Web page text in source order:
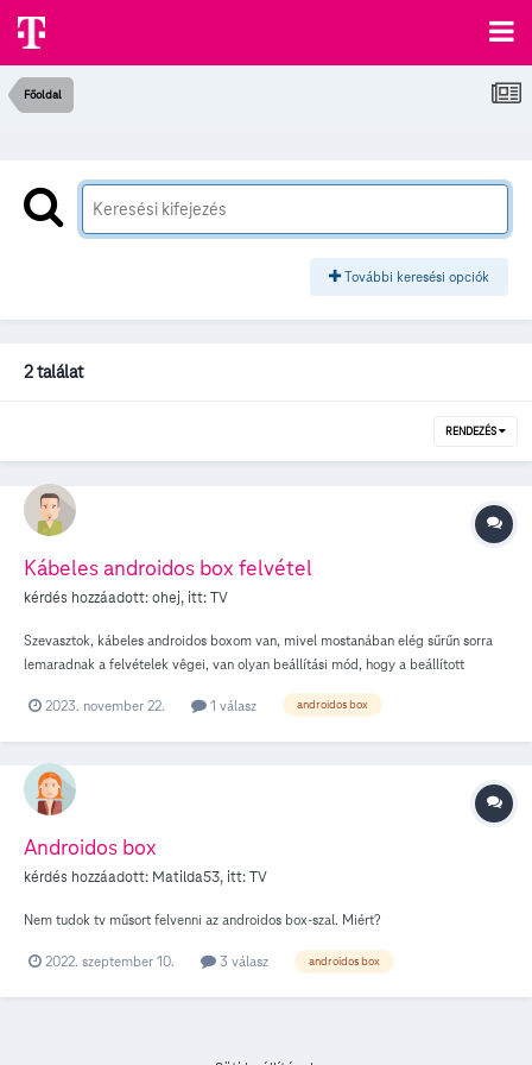
Főoldal
További keresési opciók
2 találat
RENDEZÉS
Kábeles androidos box felvétel
kérdés hozzáadott:ohej, itt:TV
Szevasztok, kábeles androidos boxom van, mivel mostanában elég sűrűn sorra
lemaradnak a felvételek vêgei, van olyan beállítási mód, hogy a beállított
boxnál nem igen találok a beállításoknál ilyen lehetőséget. Eléggé bosszantó ha
2023. november 22. 1 válasz androidos box
Androidos box
kérdés hozzáadott: Matilda53, itt:TV
Nem tudok tv műsort felvenni az androidos box-szal. Miért?
2022. szeptember 10. 3 válasz androidos box